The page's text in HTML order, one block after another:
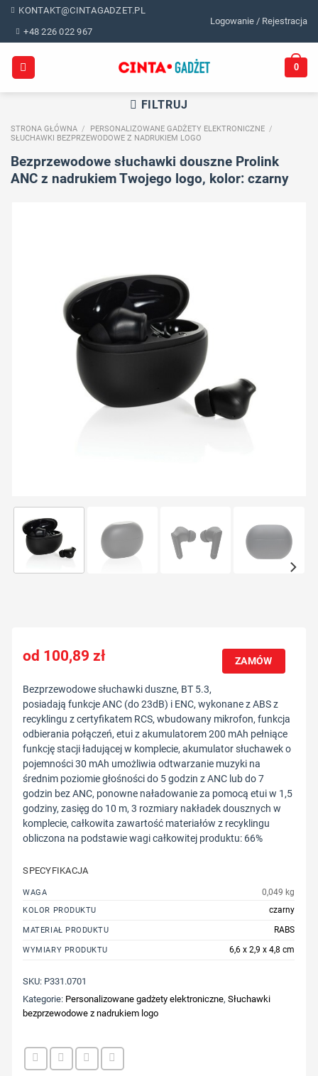
Skip
content
KONTAKT@CINTAGADZET.PL
+48 226 022 967
Logowanie / Rejestracja
0
FILTRUJ
STRONA GŁÓWNA / PERSONALIZOWANE GADŻETY ELEKTRONICZNE /
SŁUCHAWKI BEZPRZEWODOWE Z NADRUKIEM LOGO
Bezprzewodowe słuchawki douszne Prolink
ANC z nadrukiem Twojego logo, kolor: czarny
100,89zł ZAMÓW
Bezprzewodowe słuchawki duszne, BT 5.3,
posiadają funkcje ANC (do 23dB) i ENC, wykonane z ABS z
recyklingu z certyfikatem RCS, wbudowany mikrofon, funkcja
odbierania połączeń, etui z akumulatorem 200 mAh pełniące
funkcję stacji ładującej w komplecie, akumulator słuchawek o
pojemności 30 mAh umożliwia odtwarzanie muzyki na
średnim poziomie głośności do 5 godzin z ANC lub do 7
godzin bez ANC, ponowne naładowanie za pomocą etui w 1,5
godziny, zasięg do 10 m, 3 rozmiary nakładek dousznych w
komplecie, całkowita zawartość materiałów z recyklingu
obliczona na podstawie wagi całkowitej produktu: 66%
SPECYFIKACJA
WAGA 0,049 kg
KOLOR PRODUKTU czarny
MATERIAŁ PRODUKTU RABS
WYMIARY PRODUKTU 6,6 x 2,9 x 4,8 cm
SKU: P331.0701
Kategorie: Personalizowane gadżety elektroniczne,Słuchawki
bezprzewodowe z nadrukiem logo